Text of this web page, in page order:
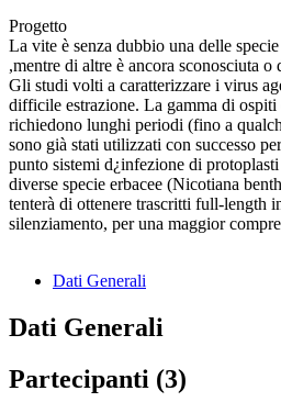
Progetto
La vite è senza dubbio una delle
,mentre di altre è ancora sconosciuta o
Gli studi volti a caratterizzare i virus
difficile estrazione. La gamma di ospiti
richiedono lunghi periodi (fino a
sono già stati utilizzati con successo
punto sistemi d¿infezione di
diverse specie erbacee (Nicotiana
tenterà di ottenere trascritti full-length
silenziamento, per una maggior
Dati Generali
Dati Generali
Partecipanti (3)